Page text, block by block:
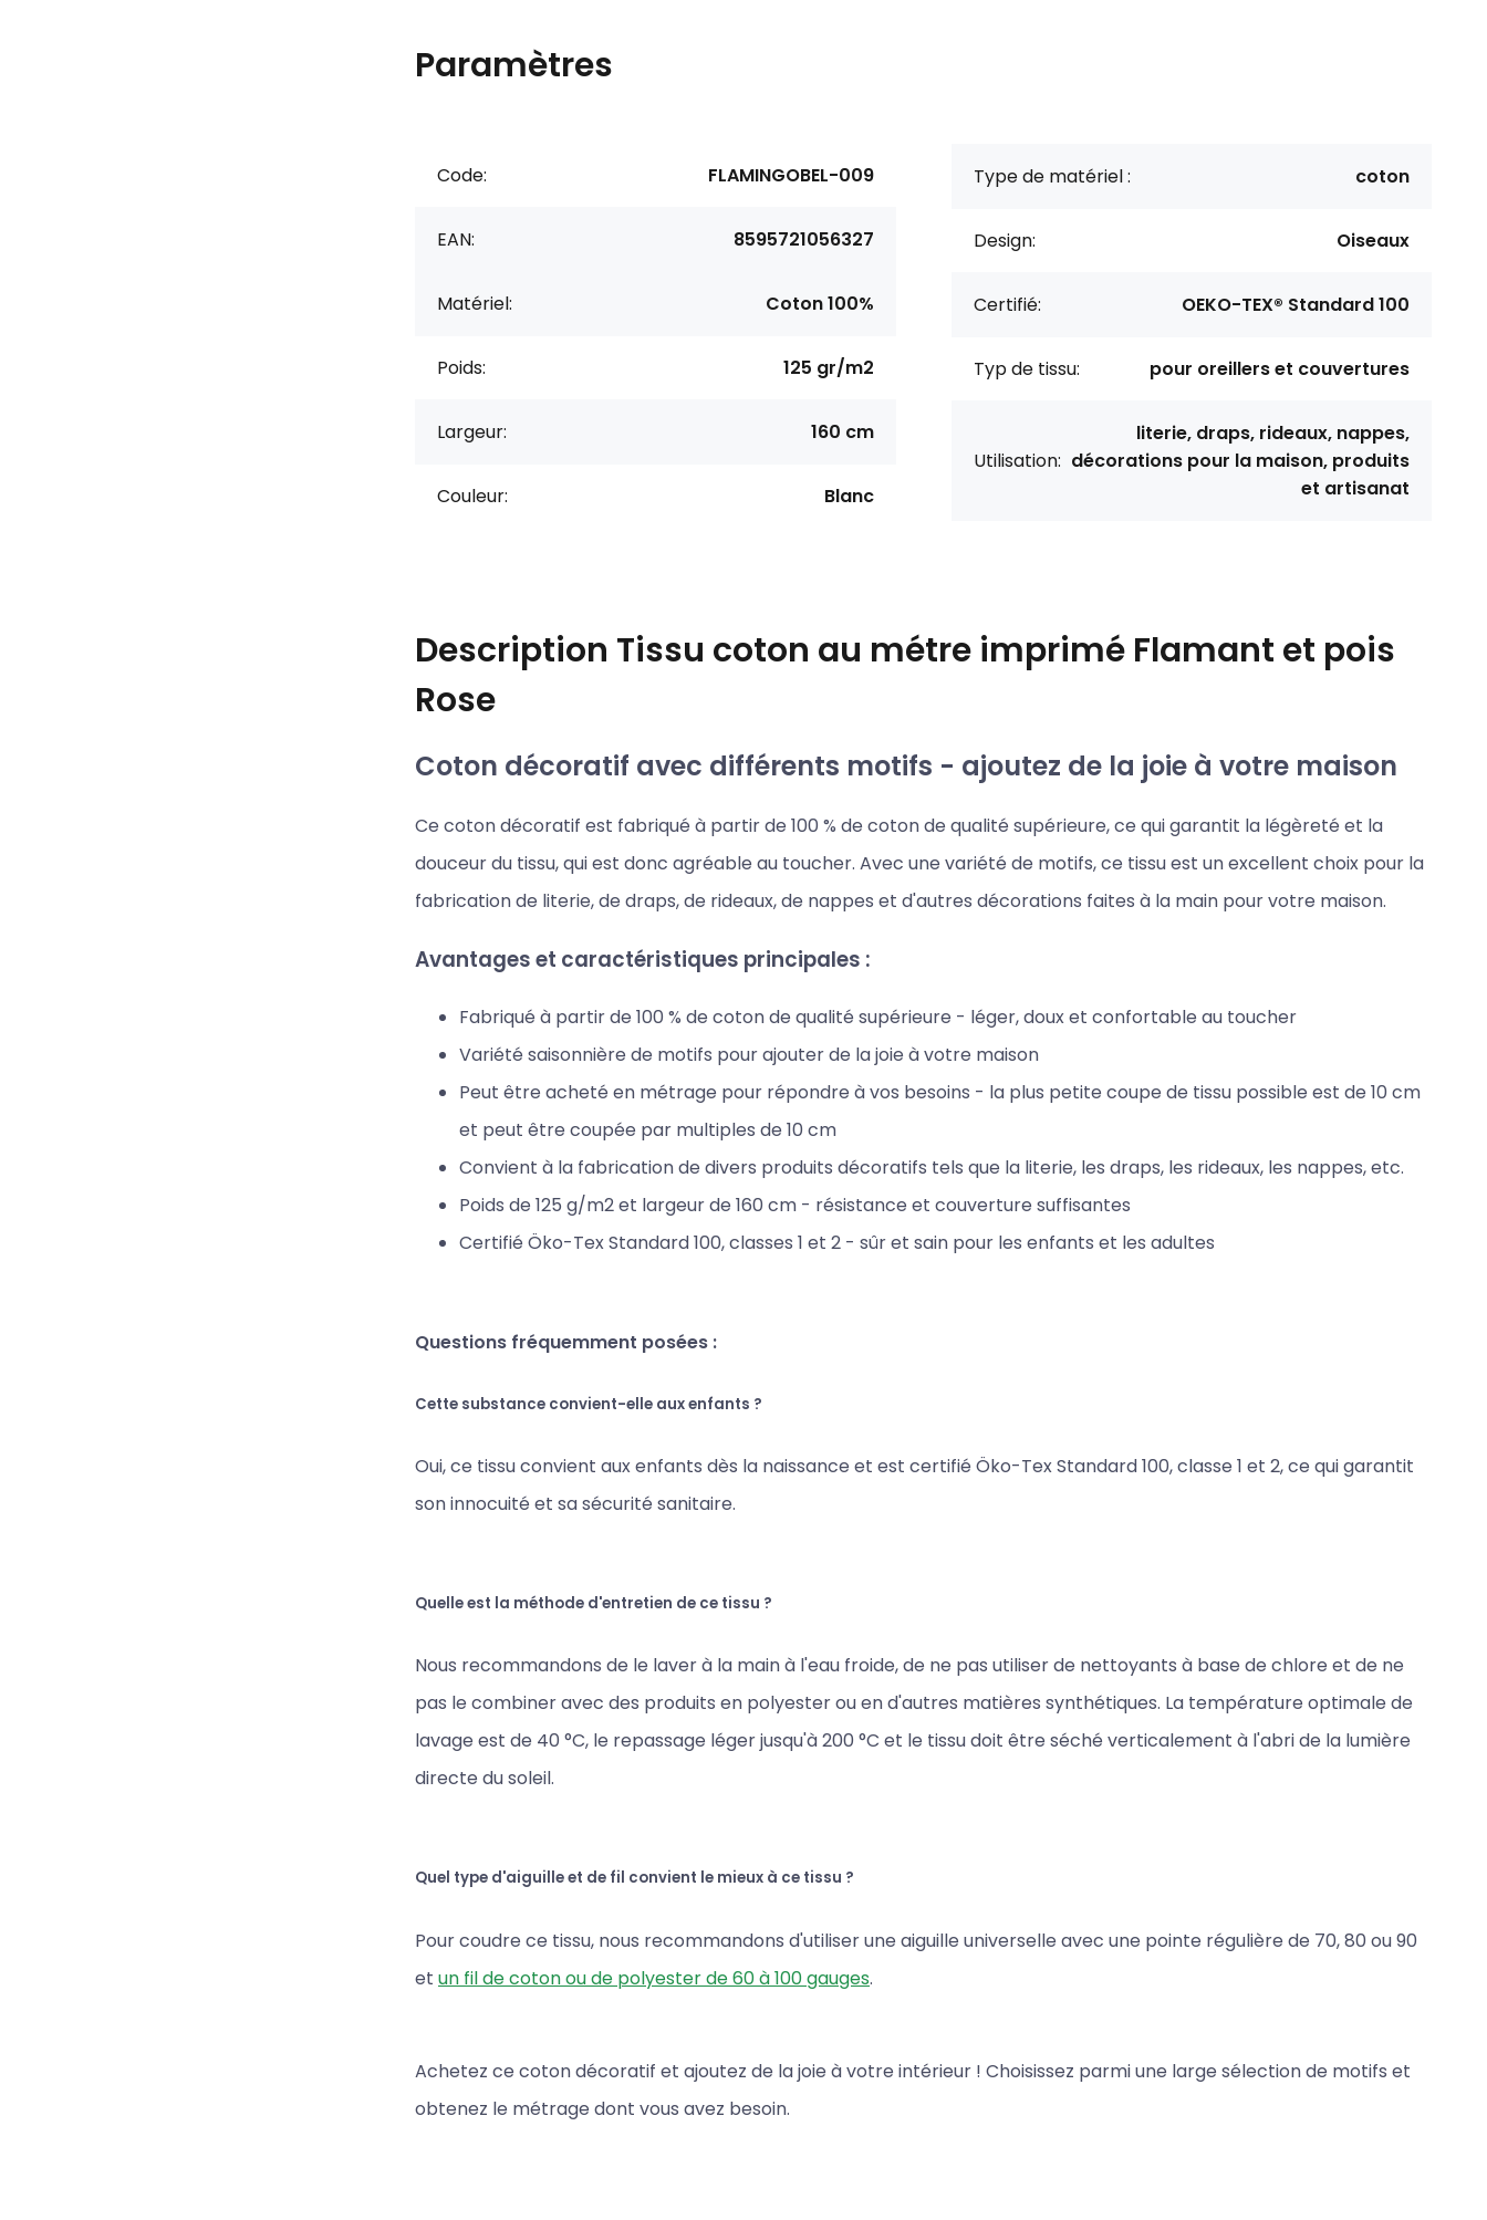
Paramètres
Code: FLAMINGOBEL-009
EAN: 8595721056327
Matériel: Coton 100%
Poids: 125 gr/m2
Largeur: 160 cm
Couleur: Blanc
Type de matériel : coton
Design: Oiseaux
Certifié: OEKO-TEX® Standard 100
Typ de tissu: pour oreillers et couvertures
Utilisation:
literie, draps, rideaux, nappes,
décorations pour la maison, produits
et artisanat
Description Tissu coton au métre imprimé Flamant et pois
Rose
Coton décoratif avec différents motifs - ajoutez de la joie à votre maison
Ce coton décoratif est fabriqué à partir de 100 % de coton de qualité supérieure, ce qui garantit la légèreté et la
douceur du tissu, qui est donc agréable au toucher. Avec une variété de motifs, ce tissu est un excellent choix pour la
fabrication de literie, de draps, de rideaux, de nappes et d'autres décorations faites à la main pour votre maison.
Avantages et caractéristiques principales :
Fabriqué à partir de 100 % de coton de qualité supérieure - léger, doux et confortable au toucher
Variété saisonnière de motifs pour ajouter de la joie à votre maison
Peut être acheté en métrage pour répondre à vos besoins - la plus petite coupe de tissu possible est de 10 cm
et peut être coupée par multiples de 10 cm
Convient à la fabrication de divers produits décoratifs tels que la literie, les draps, les rideaux, les nappes, etc.
Poids de 125 g/m2 et largeur de 160 cm - résistance et couverture suffisantes
Certifié Öko-Tex Standard 100, classes 1 et 2 - sûr et sain pour les enfants et les adultes
Questions fréquemment posées :
Cette substance convient-elle aux enfants ?
Oui, ce tissu convient aux enfants dès la naissance et est certifié Öko-Tex Standard 100, classe 1 et 2, ce qui garantit
son innocuité et sa sécurité sanitaire.
Quelle est la méthode d'entretien de ce tissu ?
Nous recommandons de le laver à la main à l'eau froide, de ne pas utiliser de nettoyants à base de chlore et de ne
pas le combiner avec des produits en polyester ou en d'autres matières synthétiques. La température optimale de
lavage est de 40 °C, le repassage léger jusqu'à 200 °C et le tissu doit être séché verticalement à l'abri de la lumière
directe du soleil.
Quel type d'aiguille et de fil convient le mieux à ce tissu ?
Pour coudre ce tissu, nous recommandons d'utiliser une aiguille universelle avec une pointe régulière de 70, 80 ou 90
et un fil de coton ou de polyester de 60 à 100 gauges.
Achetez ce coton décoratif et ajoutez de la joie à votre intérieur ! Choisissez parmi une large sélection de motifs et
obtenez le métrage dont vous avez besoin.